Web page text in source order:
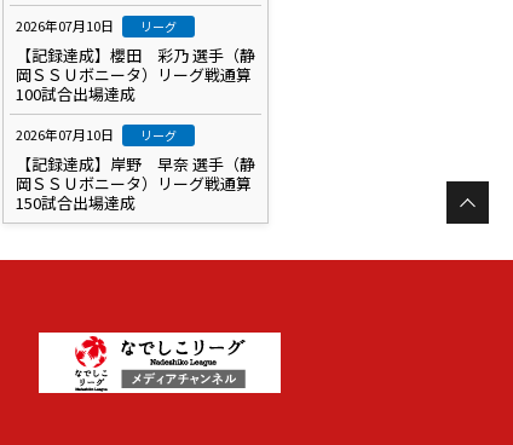
2026年07月10日 リーグ
【記録達成】櫻田 彩乃 選手（静
岡ＳＳＵボニータ）リーグ戦通算
100試合出場達成
2026年07月10日 リーグ
【記録達成】岸野 早奈 選手（静
岡ＳＳＵボニータ）リーグ戦通算
150試合出場達成